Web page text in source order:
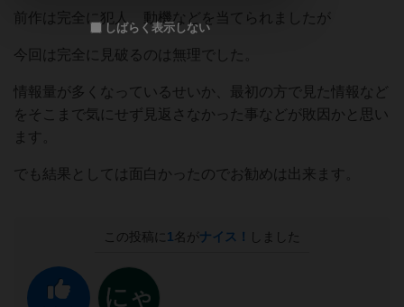
前作は完全に犯人、動機などを当てられましたが
今回は完全に見破るのは無理でした。
情報量が多くなっているせいか、最初の方で見た情報など
をそこまで気にせず見返さなかった事などが敗因かと思い
ます。
でも結果としては面白かったのでお勧めは出来ます。
この投稿に 1 名がナイス！ しました
しばらく表示しない